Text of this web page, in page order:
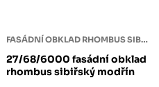
FASÁDNÍ OBKLAD RHOMBUS SIBIŘSKÝ MODŘÍN
27/68/6000 fasádní obklad
rhombus sibiřský modřín